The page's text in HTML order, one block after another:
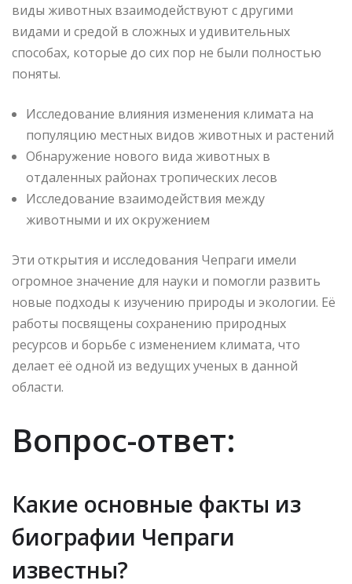
виды животных взаимодействуют с другими
видами и средой в сложных и удивительных
способах, которые до сих пор не были полностью
поняты.
Исследование влияния изменения климата на
популяцию местных видов животных и растений
Обнаружение нового вида животных в
отдаленных районах тропических лесов
Исследование взаимодействия между
животными и их окружением
Эти открытия и исследования Чепраги имели
огромное значение для науки и помогли развить
новые подходы к изучению природы и экологии. Её
работы посвящены сохранению природных
ресурсов и борьбе с изменением климата, что
делает её одной из ведущих ученых в данной
области.
Вопрос-ответ:
Какие основные факты из
биографии Чепраги
известны?